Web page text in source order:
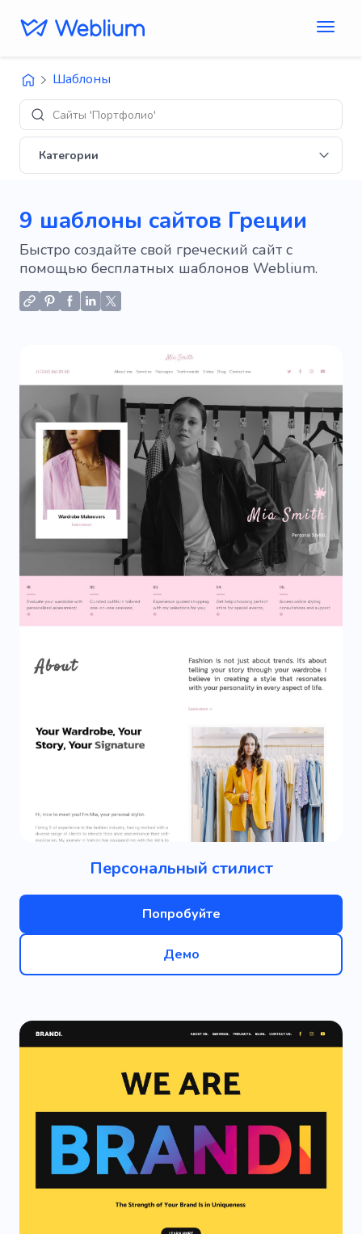
Шаблоны
Дизайны 'E-c
Категории
9 шаблоны сайтов Греции
Быстро создайте свой греческий сайт с
помощью бесплатных шаблонов Weblium.
Персональный стилист
Попробуйте
Демо